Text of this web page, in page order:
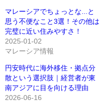
マレーシアでちょっとな...と
思う不便なこと3選！その他は
完璧に近い住みやすさ！
2025-01-02
マレーシア情報
円安時代に海外移住・拠点分
散という選択肢｜経営者が東
南アジアに目を向ける理由
2026-06-16